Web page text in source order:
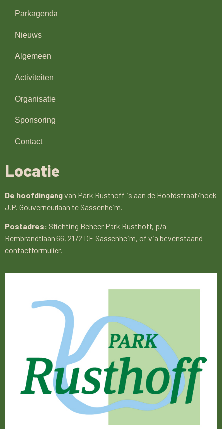
Parkagenda
Nieuws
Algemeen
Activiteiten
Organisatie
Sponsoring
Contact
Locatie
De hoofdingangvan Park Rusthoff is aan de Hoofdstraat/hoek
J.P. Gouverneurlaan te Sassenheim.
Postadres: Stichting Beheer Park Rusthoff, p/a
Rembrandtlaan 66, 2172 DE Sassenheim, of via bovenstaand
contactformulier.